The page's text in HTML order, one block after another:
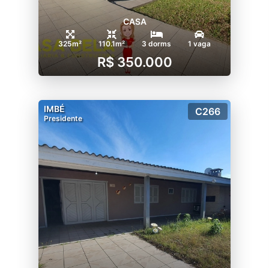
CASA
325m² 110.1m² 3 dorms 1 vaga
R$ 350.000
IMBÉ
Presidente
C266